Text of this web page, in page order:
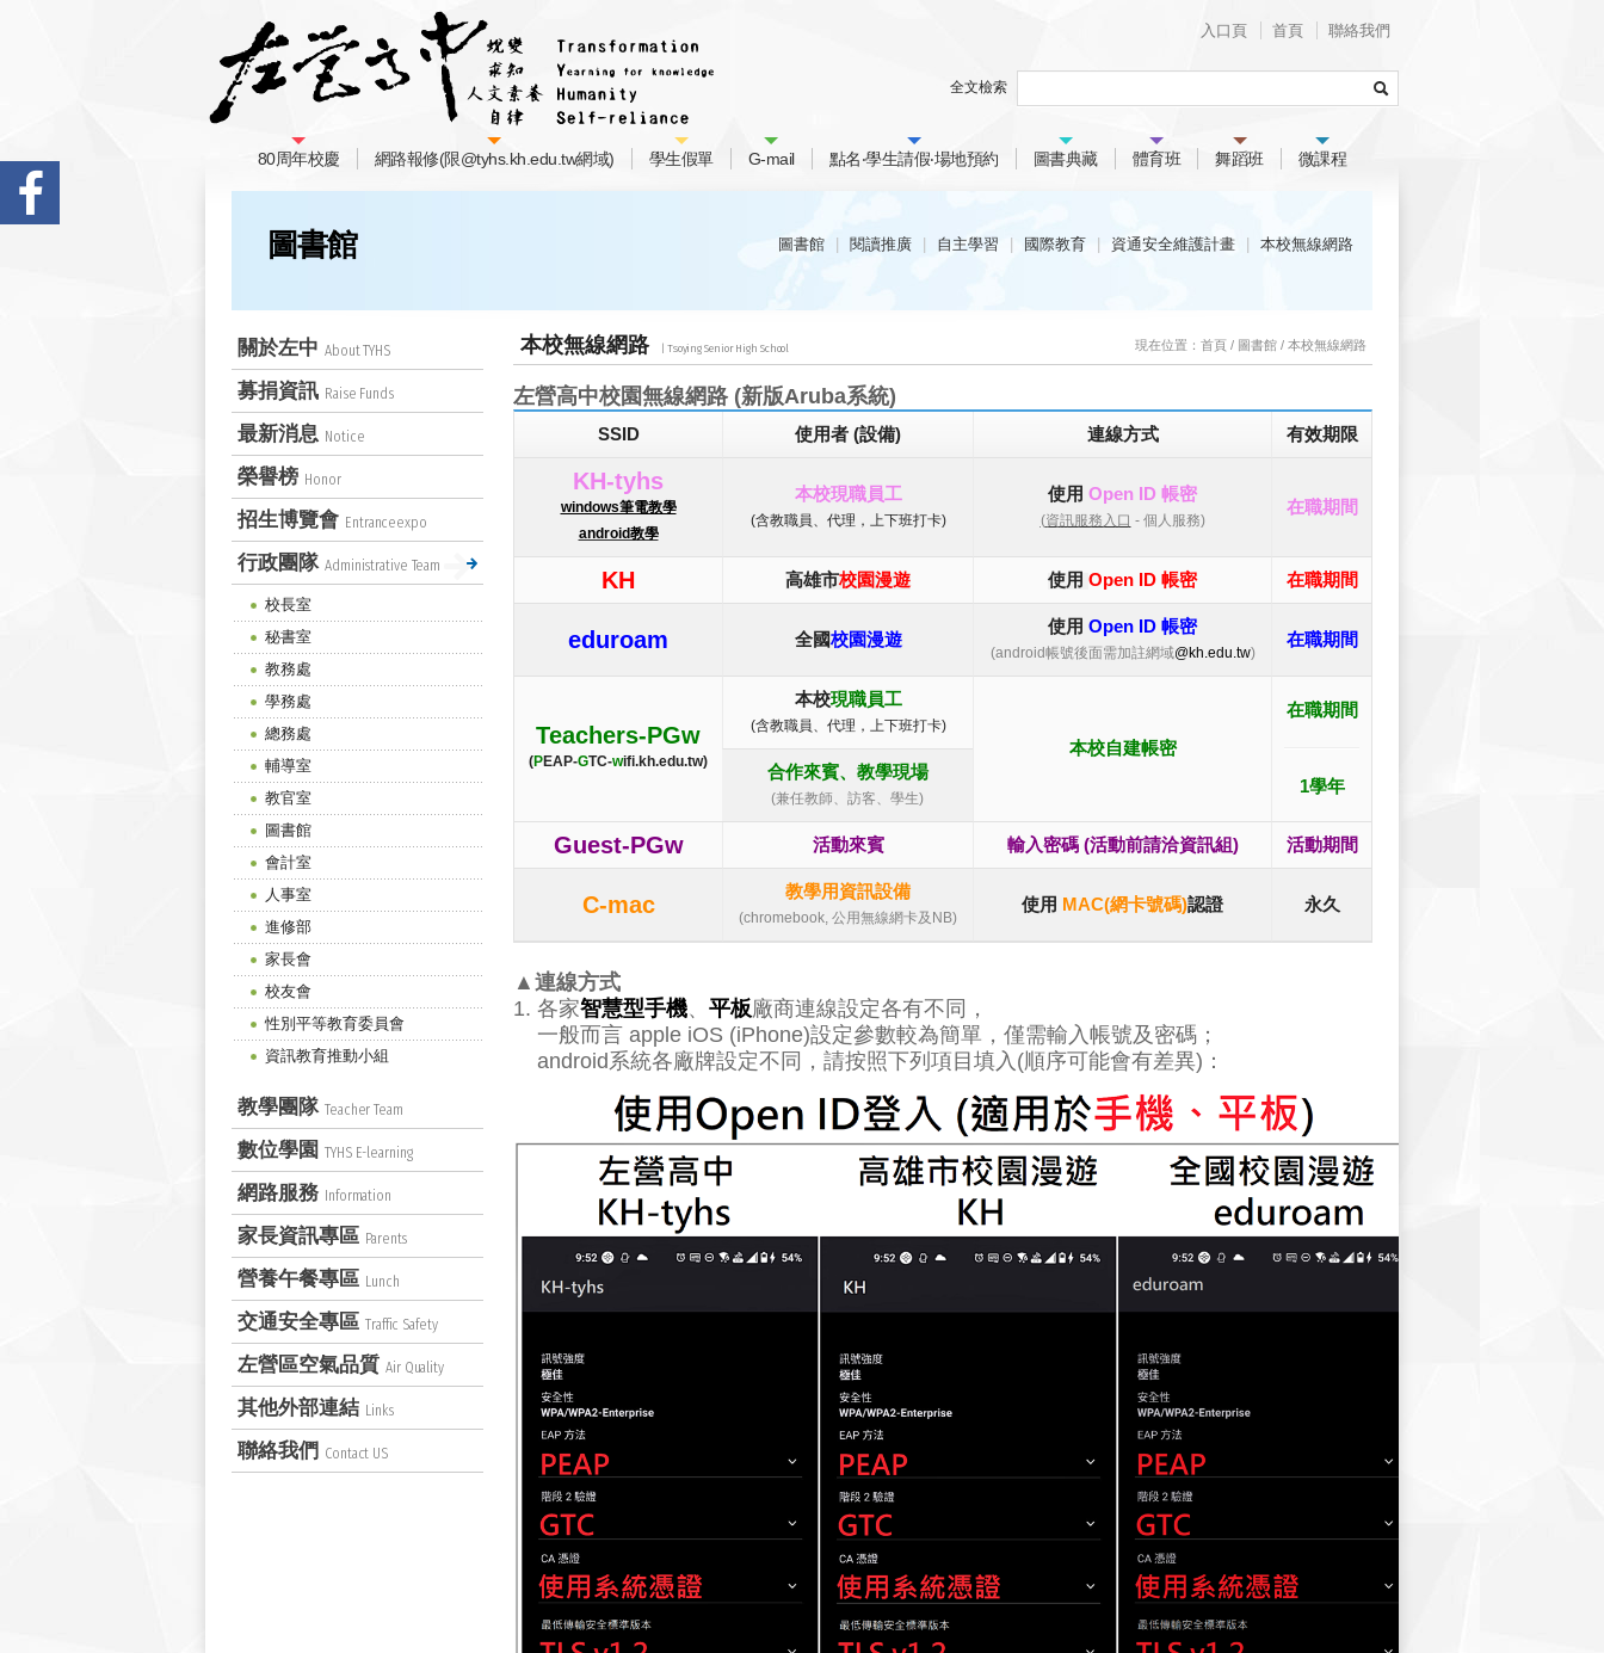
入口頁 首頁 聯絡我們
全文檢索
80周年校慶 網路報修(限@tyhs.kh.edu.tw網域) 學生假單 G-mail 點名‧學生請假‧場地預約 圖書典藏 體育班 舞蹈班 微課程
圖書館 圖書館 閱讀推廣 自主學習 國際教育 資通安全維護計畫 本校無線網路
本校無線網路 現在位置： 首頁/ 圖書館/ 本校無線網路
左營高中校園無線網路 (新版Aruba系統)
SSID 使用者 (設備) 連線方式 有效期限
KH-tyhs
windows筆電教學
android教學
本校現職員工
(含教職員、代理，上下班打卡)
使用 Open ID 帳密
(資訊服務入口 - 個人服務)
在職期間
KH 高雄市校園漫遊 使用 Open ID 帳密 在職期間
eduroam 全國校園漫遊
使用 Open ID 帳密
(android帳號後面需加註網域@kh.edu.tw)
在職期間
Teachers-PGw
(PEAP-GTC-wifi.kh.edu.tw)
本校現職員工
(含教職員、代理，上下班打卡)
本校自建帳密
在職期間
1學年
合作來賓、教學現場
(兼任教師、訪客、學生)
Guest-PGw 活動來賓 輸入密碼 (活動前請洽資訊組) 活動期間
C-mac
教學用資訊設備
(chromebook, 公用無線網卡及NB)
使用 MAC(網卡號碼)認證 永久
▲連線方式
1. 各家智慧型手機、 平板廠商連線設定各有不同，
一般而言 apple iOS (iPhone)設定參數較為簡單，僅需輸入帳號及密碼；
android系統各廠牌設定不同 ，請按照下列項目填入(順序可能會有差異) ：
關於左中 About TYHS
募捐資訊 Raise Funds
最新消息 Notice
榮譽榜 Honor
招生博覽會 Entranceexpo
行政團隊 Administrative Team
校長室
秘書室
教務處
學務處
總務處
輔導室
教官室
圖書館
會計室
人事室
進修部
家長會
校友會
性別平等教育委員會
資訊教育推動小組
教學團隊 Teacher Team
數位學園 TYHS E-learning
網路服務 Information
家長資訊專區 Parents
營養午餐專區 Lunch
交通安全專區 Traffic Safety
左營區空氣品質 Air Quality
其他外部連結 Links
聯絡我們 Contact US